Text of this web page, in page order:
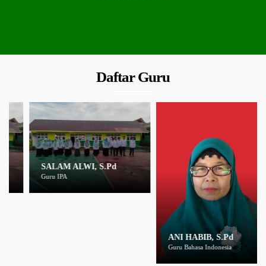
Daftar Guru
SALAM ALWI, S.Pd
Guru IPA
ANI HABIB, S.Pd
Guru Bahasa Indonesia